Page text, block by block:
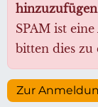
SPAM ist
bitten dies zu
Zur